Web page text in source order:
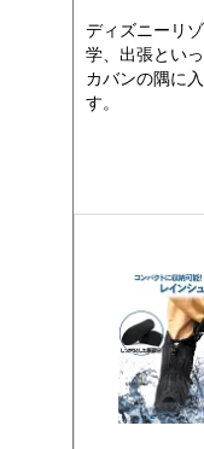
ディズニーリ
学、出張とい
カバンの隅に
す。